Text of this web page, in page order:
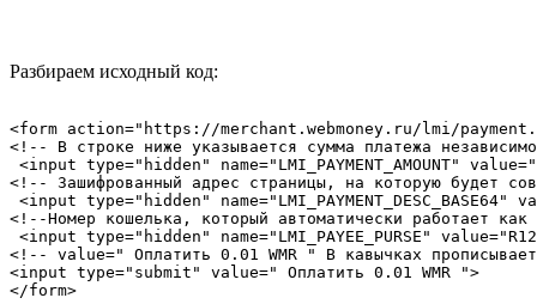
Разбираем исходный код:
<form action="https://merchant.webmoney.ru/lmi/
<!-- В строке ниже указывается сумма платежа
<input type="hidden" name="LMI_PAYMENT_AMOUNT"
<!-- Зашифрованный адрес страницы, на которую будет
<input type="hidden" name="LMI_PAYMENT_DESC_BASE64"
<!--Номер кошелька, который автоматически работает
<input type="hidden" name="LMI_PAYEE_PURSE"
<!-- value=" Оплатить 0.01 WMR " В кавычках
<input type="submit" value=" Оплатить 0.01 WMR ">
</form>